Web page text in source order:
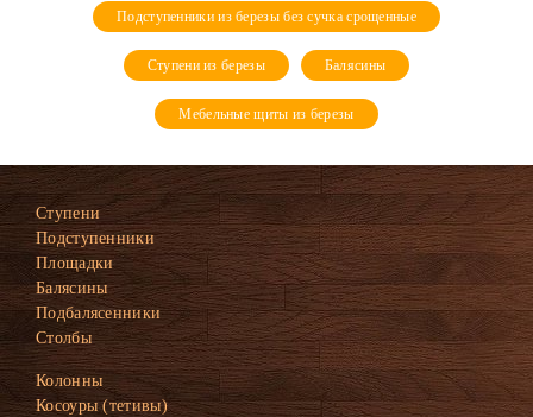
Подступенники из березы без сучка срощенные
Ступени из березы Балясины
Мебельные щиты из березы
Ступени
Подступенники
Площадки
Балясины
Подбалясенники
Столбы
Колонны
Косоуры (тетивы)